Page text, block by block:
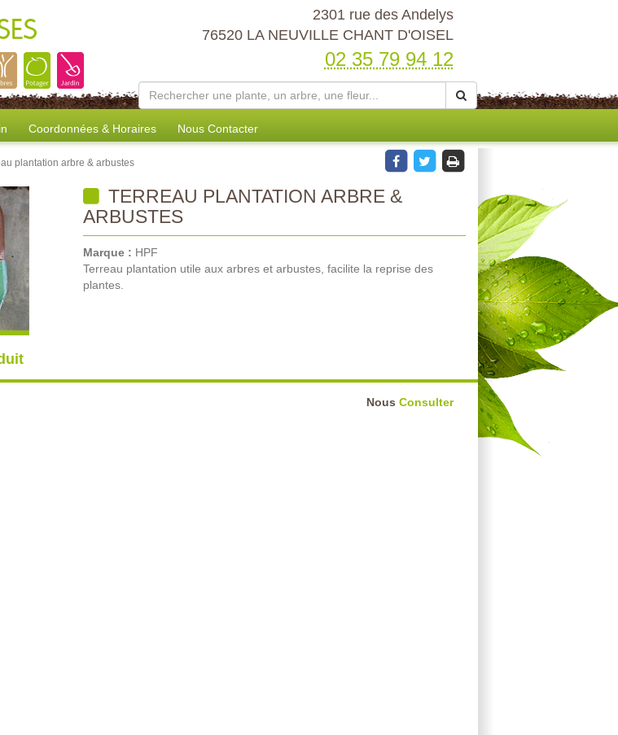
2301 rue des Andelys
76520 LA NEUVILLE CHANT D'OISEL
02 35 79 94 12
Coordonnées & Horaires Nous Contacter
plantation arbre & arbustes
TERREAU PLANTATION ARBRE &
ARBUSTES
Marque : HPF
Terreau plantation utile aux arbres et arbustes, facilite la reprise des
plantes.
Nous Consulter